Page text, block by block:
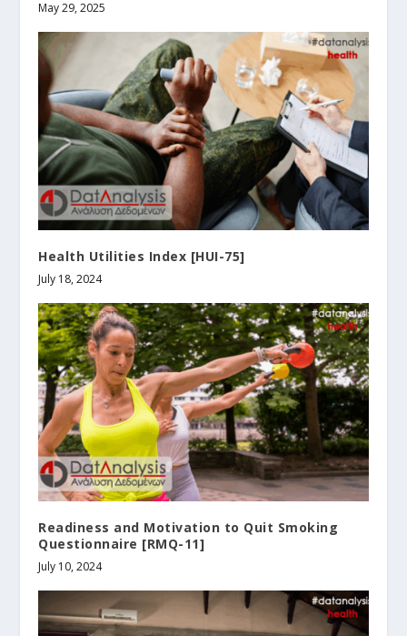
May 29, 2025
Health Utilities Index [HUI-75]
July 18, 2024
Readiness and Motivation to Quit Smoking
Questionnaire [RMQ-11]
July 10, 2024